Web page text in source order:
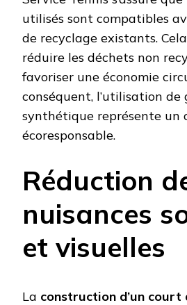
utilisés sont compatibles
de recyclage existants.
réduire les déchets non
favoriser une économie
conséquent, l’utilisation de
synthétique représente un
écoresponsable.
Réduction
nuisances
et visuelles
La construction d’un court